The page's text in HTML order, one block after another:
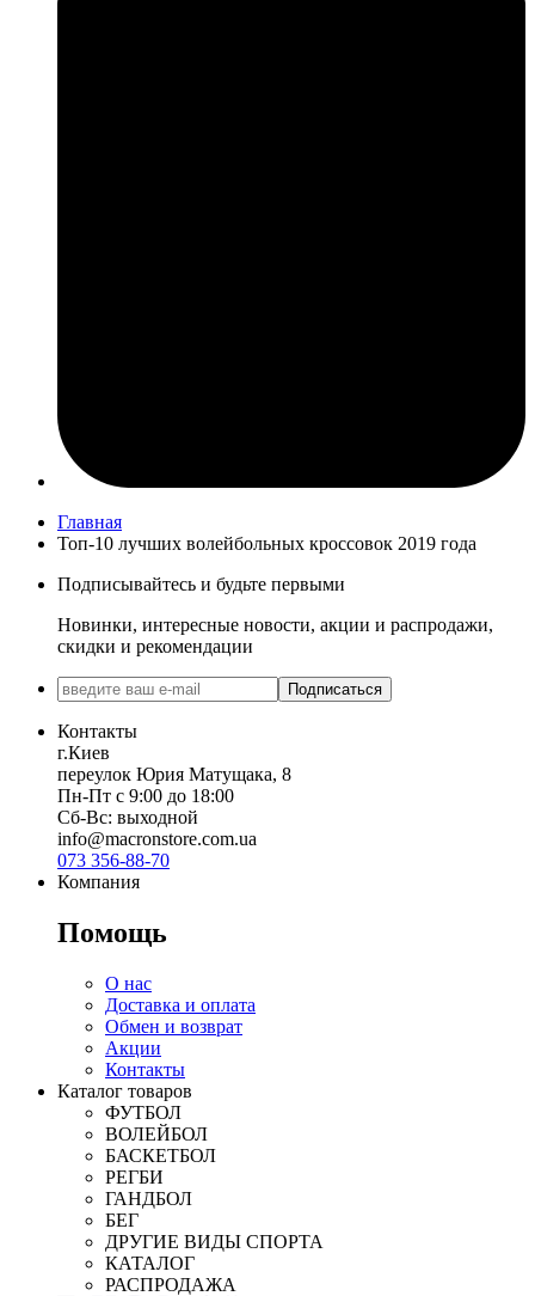
Главная
Топ-10 лучших волейбольных кроссовок 2019 года
Подписывайтесь и будьте первыми
Новинки, интересные новости, акции и распродажи,
скидки и рекомендации
Подписаться
Контакты
г.Киев
переулок Юрия Матущака, 8
Пн-Пт с 9:00 до 18:00
Сб-Вс: выходной
info@macronstore.com.ua
073 356-88-70
Компания
Помощь
О нас
Доставка и оплата
Обмен и возврат
Акции
Контакты
Каталог товаров
ФУТБОЛ
ВОЛЕЙБОЛ
БАСКЕТБОЛ
РЕГБИ
ГАНДБОЛ
БЕГ
ДРУГИЕ ВИДЫ СПОРТА
КАТАЛОГ
РАСПРОДАЖА